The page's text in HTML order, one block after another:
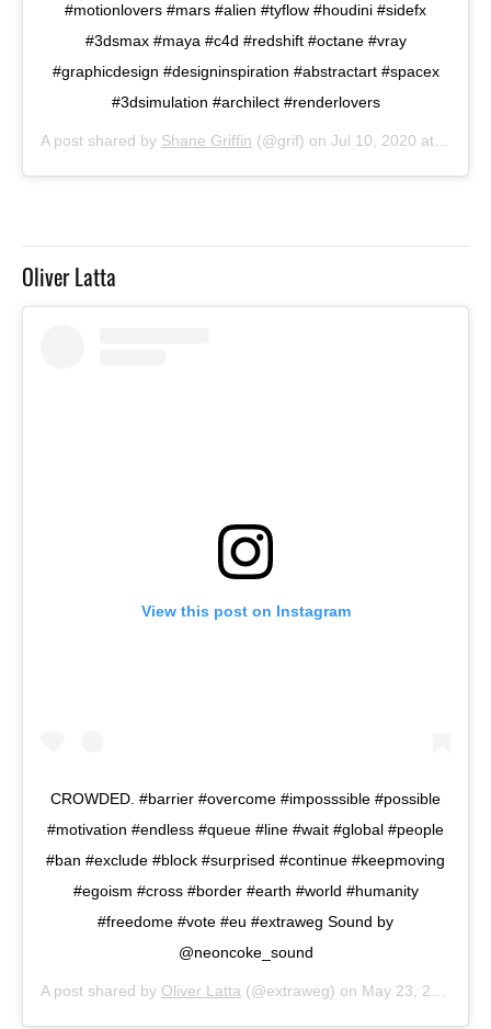
#motionlovers #mars #alien #tyflow #houdini #sidefx
#3dsmax #maya #c4d #redshift #octane #vray
#graphicdesign #designinspiration #abstractart #spacex
#3dsimulation #archilect #renderlovers
A post shared by Shane Griffin (@grif) on Jul 10, 2020 at 11:07am PDT
Oliver Latta
View this post on Instagram
CROWDED. #barrier #overcome #imposssible #possible
#motivation #endless #queue #line #wait #global #people
#ban #exclude #block #surprised #continue #keepmoving
#egoism #cross #border #earth #world #humanity
#freedome #vote #eu #extraweg Sound by
@neoncoke_sound
A post shared by Oliver Latta (@extraweg) on May 23, 2019 at 6:45am PDT